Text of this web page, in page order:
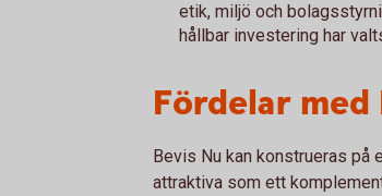
etik, miljö och
hållbar investering har
Fördelar med
Bevis Nu kan konstrueras på
attraktiva som ett